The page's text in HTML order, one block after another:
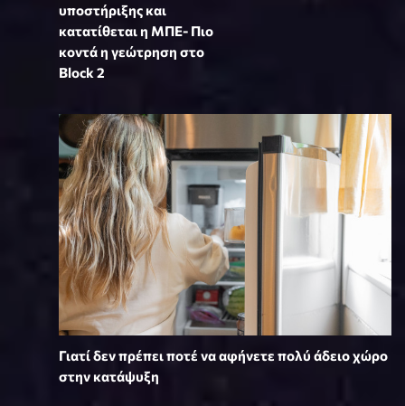
υποστήριξης και
κατατίθεται η ΜΠΕ- Πιο
κοντά η γεώτρηση στο
Block 2
Γιατί δεν πρέπει ποτέ να αφήνετε πολύ άδειο χώρο
στην κατάψυξη